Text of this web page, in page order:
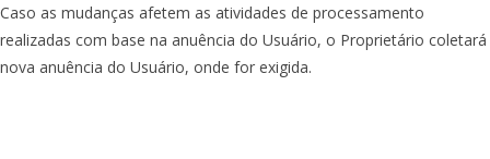
Caso as mudanças afetem as atividades de processamento
realizadas com base na anuência do Usuário, o Proprietário coletará
nova anuência do Usuário, onde for exigida.